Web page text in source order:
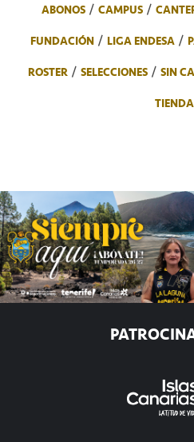
ABONOS CAMPUS
FUNDACIÓN
LIGA ENDESA
ROSTER
SELECCIONES SIN
TIENDA